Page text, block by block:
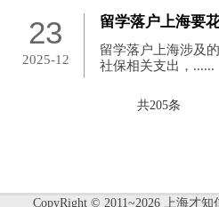
23
2025-12
留学落户上海涉及
社保相关支出，......
共205条
CopyRight © 2011~2026 上海才